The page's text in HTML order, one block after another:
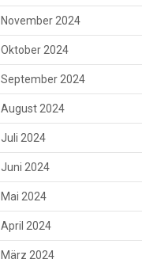
November 2024
Oktober 2024
September 2024
August 2024
Juli 2024
Juni 2024
Mai 2024
April 2024
März 2024